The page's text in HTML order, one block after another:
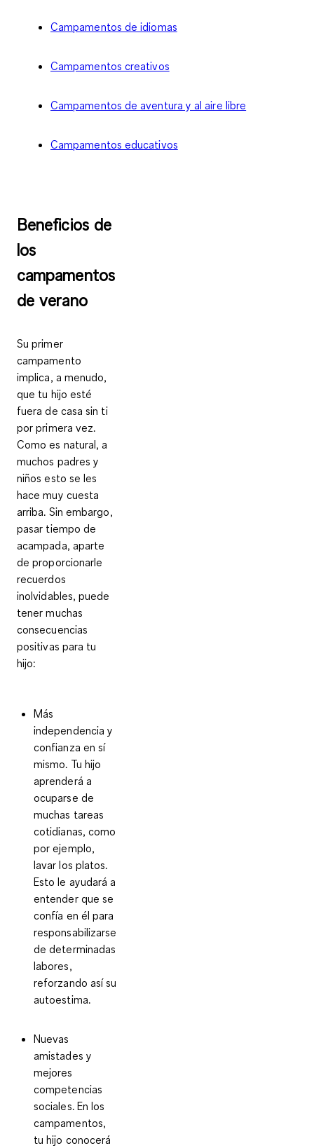
Campamentos de idiomas
Campamentos creativos
Campamentos de aventura y al aire libre
Campamentos educativos
Beneficios de
los
campamentos
de verano
Su primer
campamento
implica, a menudo,
que tu hijo esté
fuera de casa sin ti
por primera vez.
Como es natural, a
muchos padres y
niños esto se les
hace muy cuesta
arriba. Sin embargo,
pasar tiempo de
acampada, aparte
de proporcionarle
recuerdos
inolvidables, puede
tener muchas
consecuencias
positivas para tu
hijo:
Más
independencia y
confianza en sí
mismo. Tu hijo
aprenderá a
ocuparse de
muchas tareas
cotidianas, como
por ejemplo,
lavar los platos.
Esto le ayudará a
entender que se
confía en él para
responsabilizarse
de determinadas
labores,
reforzando así su
autoestima.
Nuevas
amistades y
mejores
competencias
sociales.En los
campamentos,
tu hijo conocerá